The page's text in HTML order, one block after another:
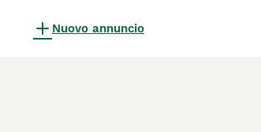
Nuovo annuncio